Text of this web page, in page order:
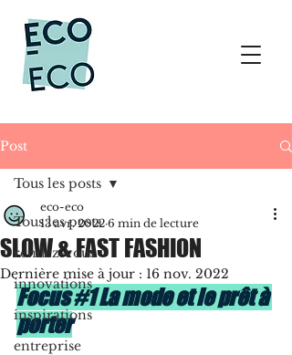
Post
Tous les posts
rendez-vous
innovations
inspirations
entreprise
Tous les posts
SLOW & FAST FASHION
eco-eco
13 avr. 2022 6 min de lecture
Dernière mise à jour : 16 nov. 2022
Focus #1 La mode et le prêt à
porter